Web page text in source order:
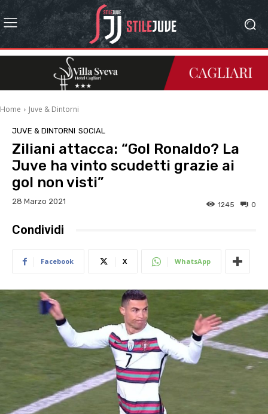
Home Juve & Dintorni
JUVE & DINTORNI SOCIAL
Ziliani attacca: “Gol Ronaldo? La
Juve ha vinto scudetti grazie ai
gol non visti”
28 Marzo 2021 0
1245
Condividi
Facebook X WhatsApp